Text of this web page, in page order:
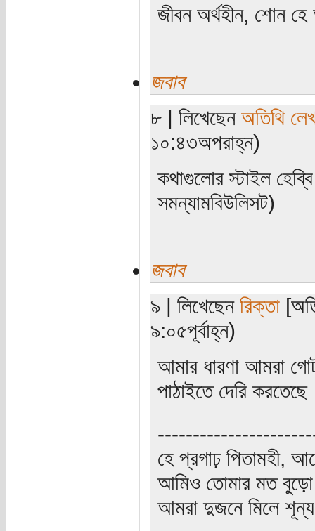
জীবন অর্থহীন, শোন হে
জবাব
৮ | লিখেছেন অতিথি
১০:৪৩অপরাহ্ন)
কথাগুলোর স্টাইল
সমন্যামবিউলিসট)
জবাব
৯ | লিখেছেন রিক্তা
৯:০৫পূর্বাহ্ন)
আমার ধারণা আমরা
পাঠাইতে দেরি
হে প্রগাঢ় পিতামহী,
আমিও তোমার মত বুড়ো
আমরা দুজনে মিলে শূন্য